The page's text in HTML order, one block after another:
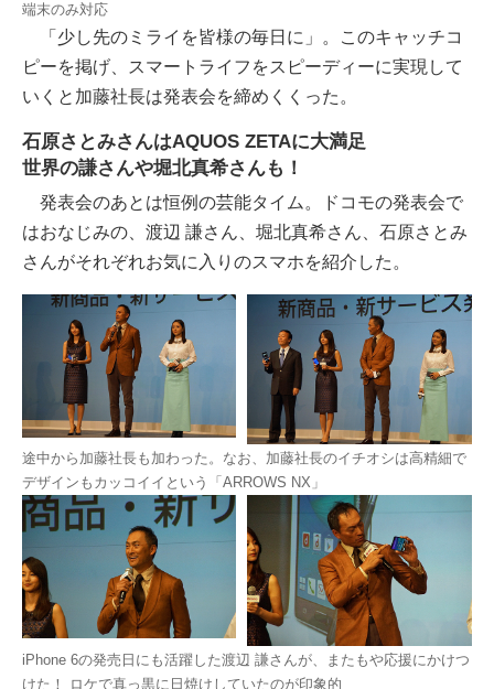
端末のみ対応
「少し先のミライを皆様の毎日に」。このキャッチコ
ピーを掲げ、スマートライフをスピーディーに実現して
いくと加藤社長は発表会を締めくくった。
石原さとみさんはAQUOS ZETAに大満足
世界の謙さんや堀北真希さんも！
発表会のあとは恒例の芸能タイム。ドコモの発表会で
はおなじみの、渡辺 謙さん、堀北真希さん、石原さとみ
さんがそれぞれお気に入りのスマホを紹介した。
途中から加藤社長も加わった。なお、加藤社長のイチオシは高精細で
デザインもカッコイイという「ARROWS NX」
iPhone 6の発売日にも活躍した渡辺 謙さんが、またもや応援にかけつ
けた！ ロケで真っ黒に日焼けしていたのが印象的